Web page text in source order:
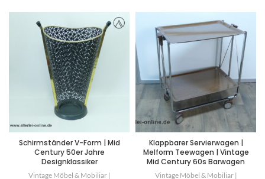
Schirmständer V-Form | Mid
Century 50er Jahre
Designklassiker
Vintage Möbel & Mobiliar |
Klappbarer Servierwagen |
Melform Teewagen | Vintage
Mid Century 60s Barwagen
Vintage Möbel & Mobiliar |